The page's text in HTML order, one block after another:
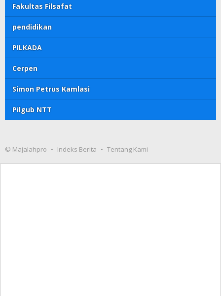
Fakultas Filsafat
pendidikan
PILKADA
Cerpen
Simon Petrus Kamlasi
Pilgub NTT
© Majalahpro Indeks Berita Tentang Kami